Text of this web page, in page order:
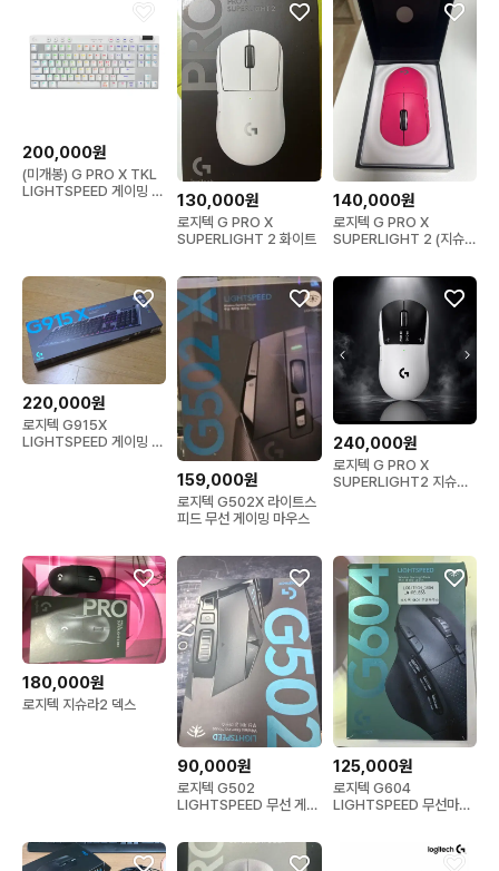
200,000원
(미개봉) G PRO X TKL
LIGHTSPEED 게이밍 키
130,000원
로지텍 G PRO X
SUPERLIGHT 2 화이트
140,000원
로지텍 G PRO X
SUPERLIGHT 2 (지슈라
220,000원
로지텍 G915X
LIGHTSPEED 게이밍 키
159,000원
로지텍 G502X 라이트스
피드 무선 게이밍 마우스
240,000원
로지텍 G PRO X
SUPERLIGHT2 지슈스
180,000원
로지텍 지슈라2 덱스
90,000원
로지텍 G502
LIGHTSPEED 무선 게이
125,000원
로지텍 G604
LIGHTSPEED 무선마우